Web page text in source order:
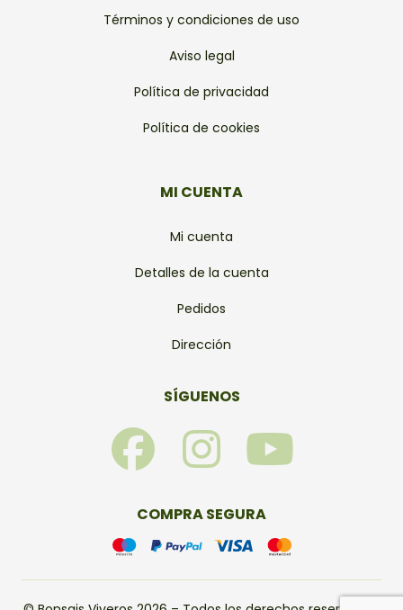
Términos y condiciones de uso
Aviso legal
Política de privacidad
Política de cookies
MI CUENTA
Mi cuenta
Detalles de la cuenta
Pedidos
Dirección
SÍGUENOS
F
a
c
e
I
n
s
t
Y
u
t
COMPRA SEGURA